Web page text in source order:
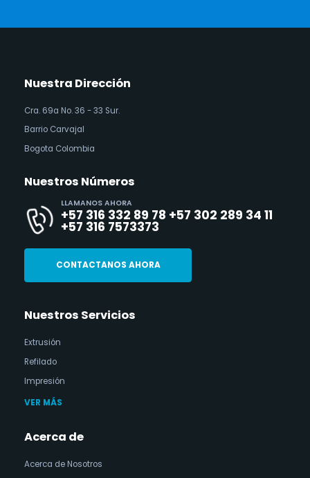
Nuestra Dirección
Cra. 69a No. 36 - 33 Sur.
Barrio Carvajal
Bogota Colombia
Nuestros Números
LLAMANOS AHORA
+57 316 332 89 78 +57 302 289 34 11
+57 316 7573373
CONTACTANOS AHORA
Nuestros Servicios
Extrusión
Refilado
Impresión
VER MÁS
Acerca de
Acerca de Nosotros